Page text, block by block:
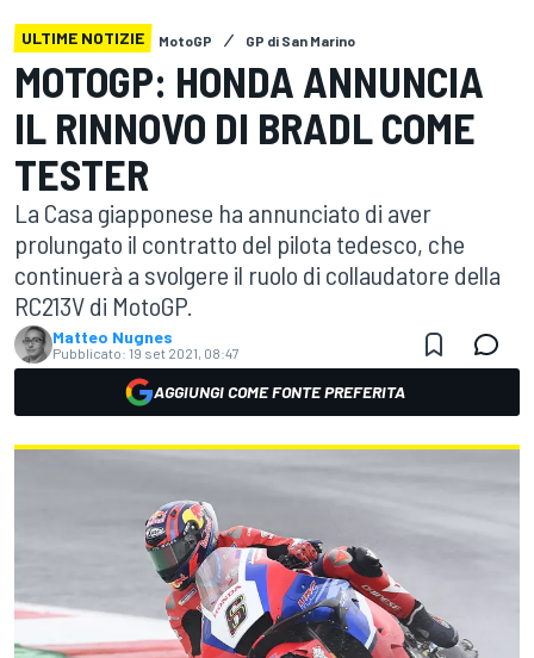
ULTIME NOTIZIE MotoGP GP di San Marino
MOTOGP: HONDA ANNUNCIA
IL RINNOVO DI BRADL COME
TESTER
La Casa giapponese ha annunciato di aver
prolungato il contratto del pilota tedesco, che
continuerà a svolgere il ruolo di collaudatore della
RC213V di MotoGP.
Matteo Nugnes
Pubblicato: 19 set 2021, 08:47
AGGIUNGI COME FONTE PREFERITA